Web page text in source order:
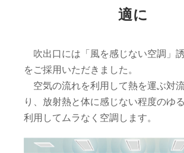
適に
吹出口には「風を感じない空調」
をご採用いただきました。
空気の流れを利用して熱を運ぶ対
り、放射熱と体に感じない程度のゆ
利用してムラなく空調します。